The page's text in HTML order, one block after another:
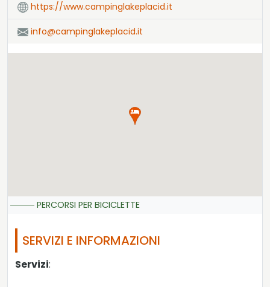
https://www.campinglakeplacid.it
info@campinglakeplacid.it
PERCORSI PER BICICLETTE
SERVIZI E INFORMAZIONI
Servizi: